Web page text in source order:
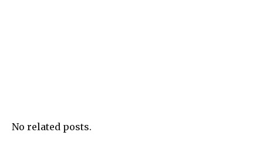
No related posts.